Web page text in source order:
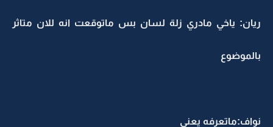
ريان: ياخي مادري زلة لسان بس ماتوقعت انه للان متاثر
بالموضوع
نواف:ماتعرفه يعني